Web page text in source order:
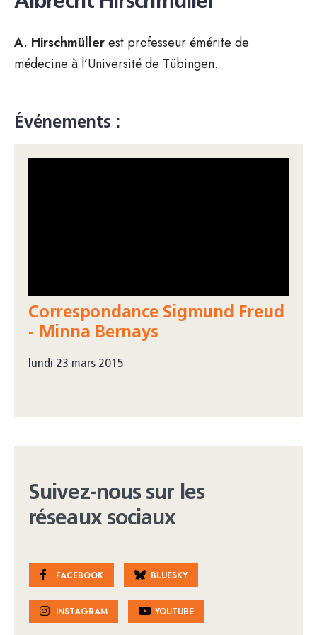
A. Hirschmüllerest professeur émérite de
médecine à l’Université de Tübingen.
Événements :
Correspondance Sigmund Freud
- Minna Bernays
lundi 23 mars 2015
Suivez-nous sur les
réseaux sociaux
FACEBOOK BLUESKY
INSTAGRAM YOUTUBE